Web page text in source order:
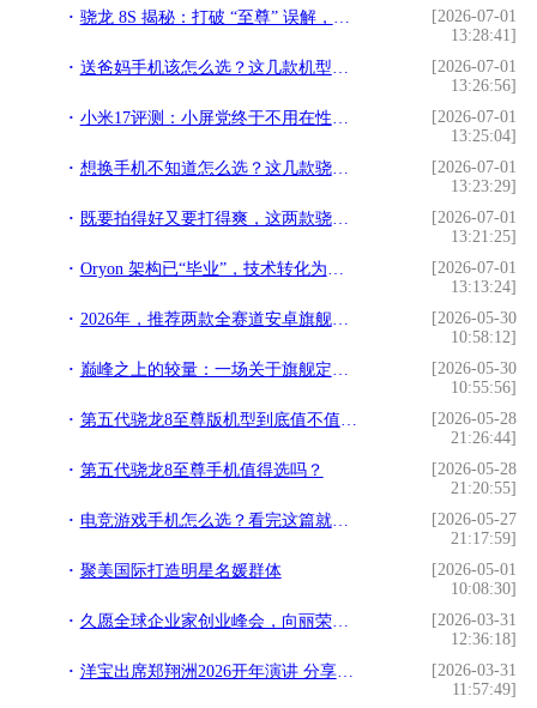
骁龙 8S 揭秘：打破 “至尊” 误解，还原真实性能
[2026-07-01
13:28:41]
送爸妈手机该怎么选？这几款机型，让关怀更显高端与贴心
[2026-07-01
13:26:56]
小米17评测：小屏党终于不用在性能和手感之间做选择了
[2026-07-01
13:25:04]
想换手机不知道怎么选？这几款骁龙旗舰机帮你把把关
[2026-07-01
13:23:29]
既要拍得好又要打得爽，这两款骁龙8至尊版旗舰一步到位
[2026-07-01
13:21:25]
Oryon 架构已“毕业”，技术转化为资产，高通的深层底气
[2026-07-01
13:13:24]
2026年，推荐两款全赛道安卓旗舰，全面无短板
[2026-05-30
10:58:12]
巅峰之上的较量：一场关于旗舰定义的革命
[2026-05-30
10:55:56]
第五代骁龙8至尊版机型到底值不值得买？
[2026-05-28
21:26:44]
第五代骁龙8至尊手机值得选吗？
[2026-05-28
21:20:55]
电竞游戏手机怎么选？看完这篇就有答案了
[2026-05-27
21:17:59]
聚美国际打造明星名媛群体
[2026-05-01
10:08:30]
久愿全球企业家创业峰会，向丽荣获全球优秀企业家荣誉
[2026-03-31
12:36:18]
洋宝出席郑翔洲2026开年演讲 分享“企业家权威IP打造
[2026-03-31
11:57:49]